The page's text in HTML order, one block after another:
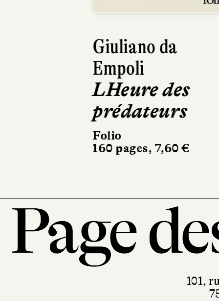
Giuliano da
Empoli
LHeure des
prédateurs
Folio
160 pages, 7,60 €
101,